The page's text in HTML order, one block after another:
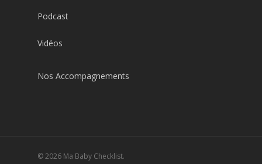
Podcast
Vidéos
Nos Accompagnements
© 2026 Ma Baby Checklist.